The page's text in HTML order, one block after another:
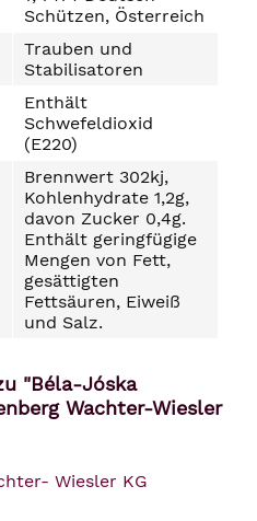
Schützen, Österreich
Trauben und
Stabilisatoren
Enthält
Schwefeldioxid
(E220)
Brennwert 302kj,
Kohlenhydrate 1,2g,
davon Zucker 0,4g.
Enthält geringfügige
Mengen von Fett,
gesättigten
Fettsäuren, Eiweiß
und Salz.
"Béla-Jóska
Wachter-Wiesler
Wiesler KG